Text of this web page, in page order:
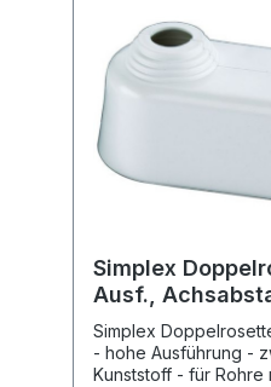
Simplex
Ausf.,
weiss
Simplex
- hohe Ausführung -
Kunststoff - für Rohre